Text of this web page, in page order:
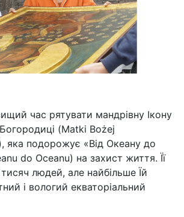
час рятувати мандрівну Ікону
(Matki Bożej
яка подорожує «Від Океану до
do Oceanu) на захист життя. Її
людей, але найбільше Їй
і вологий екваторіальний